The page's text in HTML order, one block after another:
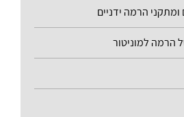
ומתקני הרמה ידניים
הרמה למוניטור